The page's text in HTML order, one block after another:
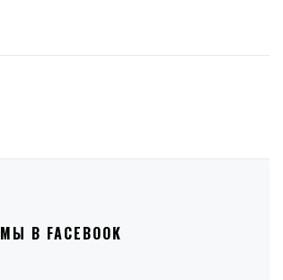
МЫ В FACEBOOK